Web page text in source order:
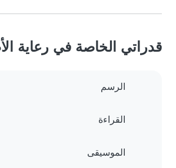
قدراتي الخاصة في رعاية
الرسم
القراءة
الموسيقى